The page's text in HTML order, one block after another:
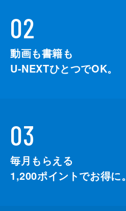
02
動画も書籍も
U-NEXTひとつでOK。
03
毎月もらえる
1,200ポイントでお得に。